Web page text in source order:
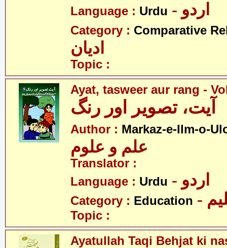
Language : Urdu - اردو
Category : Comparative
ادیان
Topic :
Ayat, tasweer aur rang -
آیت، تصویر اور رنگ
Author : Markaz-e-Ilm-o-
علم و علوم
Translator :
Language : Urdu - اردو
Category : Education
Topic :
Ayatullah Taqi Behjat ki